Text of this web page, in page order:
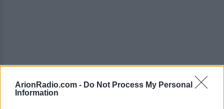
ArionRadio.com - Do Not Process My Personal
Information